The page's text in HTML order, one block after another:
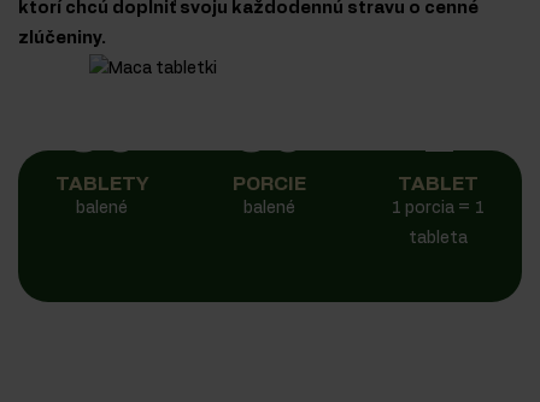
ktorí chcú doplniť svoju každodennú stravu o cenné
zlúčeniny.
90
TABLETY
balené
90
PORCIE
balené
1
TABLET
1 porcia = 1
tableta